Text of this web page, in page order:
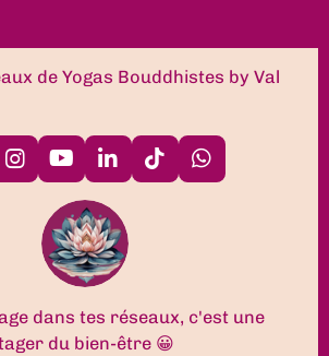
de Yogas Bouddhistes by Val
I
n
a
m
Y
o
u
T
u
b
e
L
i
n
k
e
d
n
T
i
W
h
p
dans tes réseaux, c'est une
du bien-être 😀